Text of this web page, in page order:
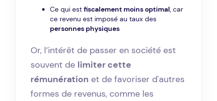
Ce qui estfiscalement moins optimal, car
ce revenu est imposé au taux des
personnes physiques
Or, l’intérêt de passer en société est
souvent de limiter cette
rémunération et de favoriser d'autres
formes de revenus, comme les